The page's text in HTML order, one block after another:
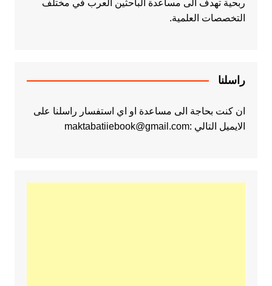
ربحية تهدف الى مساعدة الباحثين العرب في مختلف
التخصصات العلمية.
راسلنا
ان كنت بحاجة الى مساعدة او اي استفسار راسلنا على
الايميل التالي :maktabatiiebook@gmail.com